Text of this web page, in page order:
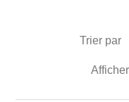
Trier par
Afficher